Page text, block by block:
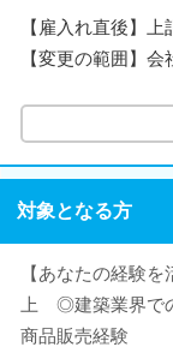
【雇入れ直後】上
【変更の範囲】
対象となる方
【あなたの経験
上 ◎建築業界で
商品販売経験